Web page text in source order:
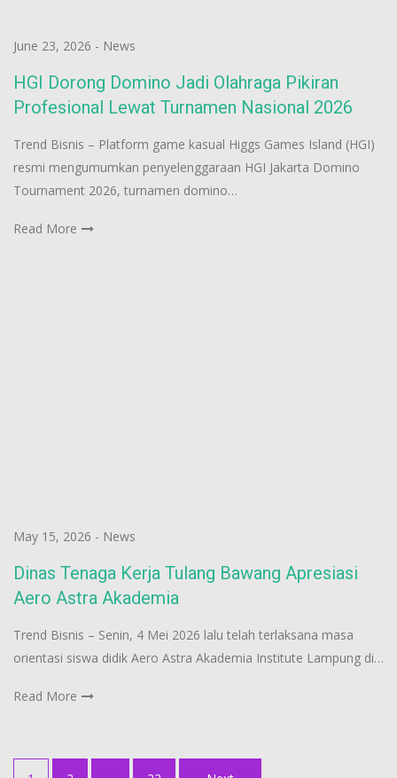
June 23, 2026 - News
HGI Dorong Domino Jadi Olahraga Pikiran
Profesional Lewat Turnamen Nasional 2026
Trend Bisnis – Platform game kasual Higgs Games Island (HGI)
resmi mengumumkan penyelenggaraan HGI Jakarta Domino
Tournament 2026, turnamen domino…
Read More
May 15, 2026 - News
Dinas Tenaga Kerja Tulang Bawang Apresiasi
Aero Astra Akademia
Trend Bisnis – Senin, 4 Mei 2026 lalu telah terlaksana masa
orientasi siswa didik Aero Astra Akademia Institute Lampung di…
Read More
Posts